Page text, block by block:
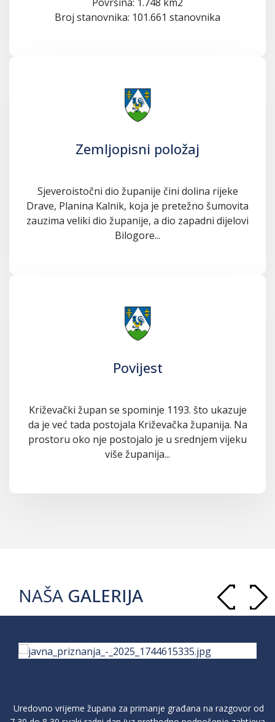
Broj stanovnika: 101.661 stanovnika
Zemljopisni položaj
Sjeveroistočni dio županije čini dolina rijeke
Drave, Planina Kalnik, koja je pretežno šumovita
zauzima veliki dio županije, a dio zapadni dijelovi
Bilogore...
Povijest
Križevački župan se spominje 1193. što ukazuje
da je već tada postojala Križevačka županija. Na
prostoru oko nje postojalo je u srednjem vijeku
više županija...
NAŠA GALERIJA
Uredovno vrijeme župana za primanje građana na razgovor od